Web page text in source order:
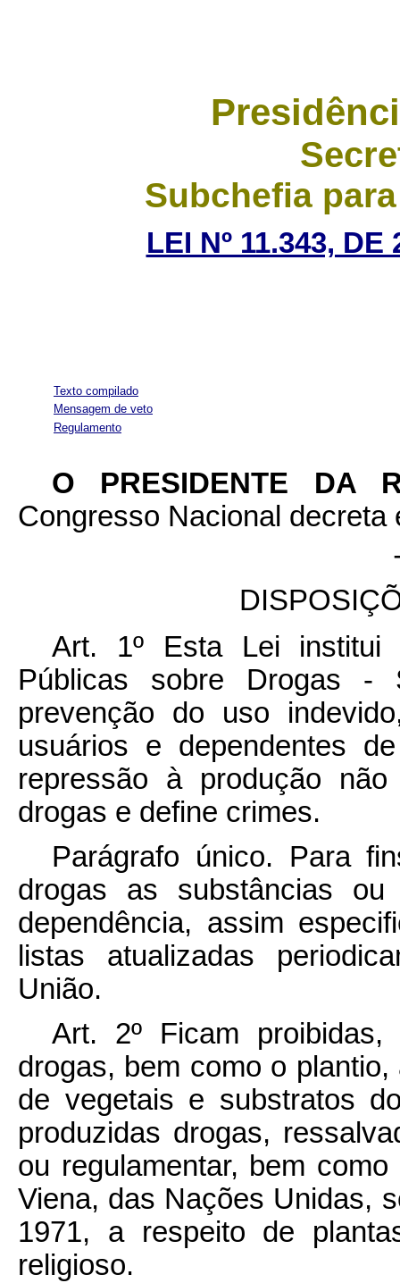
Subchefia
LEI Nº 11.343,
Texto compilado
Mensagem de veto
Regulamento
O PRESIDENTE DA
Congresso Nacional
Art. 1º Esta Lei institui
Públicas sobre Drogas -
prevenção do uso
usuários e dependentes
repressão à produção
drogas e define crimes.
Parágrafo único. Para
drogas as substâncias
dependência, assim
listas atualizadas
União.
Art. 2º Ficam
drogas, bem como o
de vegetais e substratos
produzidas drogas,
ou regulamentar, bem
Viena, das Nações Unidas,
1971, a respeito de
religioso.